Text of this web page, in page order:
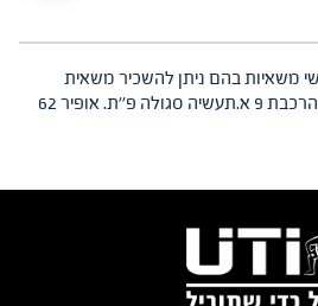
משאיות בהם ניתן להשכיר משאית
איסוזו שנקר 11 ראשון לציון הרכבת 9 א.תעשיה סגולה פ''ת. אופיר 62